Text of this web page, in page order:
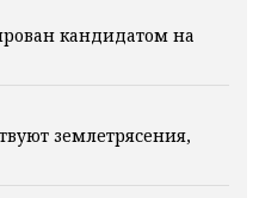
кандидатом на
землетрясения,